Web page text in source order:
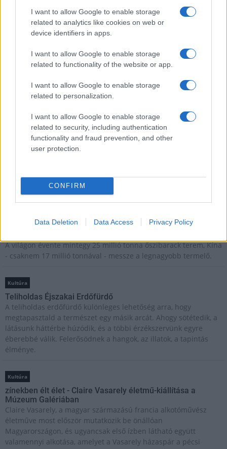
I want to allow Google to enable storage
related to analytics like cookies on web or
device identifiers in apps.
I want to allow Google to enable storage
related to functionality of the website or app.
I want to allow Google to enable storage
related to personalization.
I want to allow Google to enable storage
related to security, including authentication
functionality and fraud prevention, and other
user protection.
CONFIRM
Data Deletion Data Access Privacy Policy
Feliratkozom a hírlevélre és elfogadom az
szabályzatot!
FELIRATKOZÁS
Augusztus első hétvégéjén (augusztus 1-2.) a Pécsi-tó partja
megtelik élettel, sporttal és élményekkel!
Ilyen még nem volt: most a gyerkőcök bulizhatnak a Káptalan
Kertben!
Helyi hírek
A világon évente mintegy 25 millió tonna őszibarack terem, Kína
- csaknem 17 millió tonnával - messze a legnagyobb termelő.
Kultúra
Teliholdas Éjszakai Erdőfürdő
A teliholdas erdőfürdő különleges lehetőség arra, hogy
megtapasztald a természet egy másik arcát. Ahogy sötétedik, a
látásunk háttérbe húzódik, és a többi érzékszervünk egyre
éberebbé válik. Felerősödnek a hangok, az illatok, a tapintás
élménye.
Kultúra
zínekben élt élet - Claire Vasarely életmű-kiállítása a
Múzeum Galériában
Claire Vasarely, a magyar származású francia alkotóművész
életműve most először mutatkozik be önállóan
Magyarországon, és ugyancsak első ízben látható együtt
valamennyi alkotása, amelyet a Vasarely házaspár a pécsi